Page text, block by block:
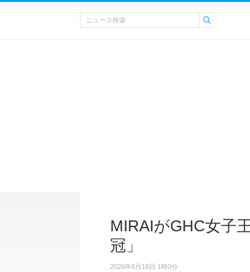
MIRAIがGHC女子
冠」
2026年6月16日 1時0分